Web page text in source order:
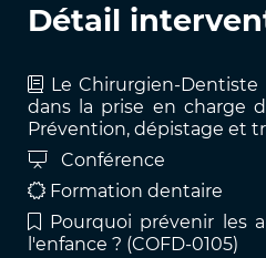
Détail
Le Chirurgien-
dans la prise en charge
Prévention, dépistage et
Conférence
Formation dentaire
Pourquoi prévenir les
l'enfance ? (COFD-0105)